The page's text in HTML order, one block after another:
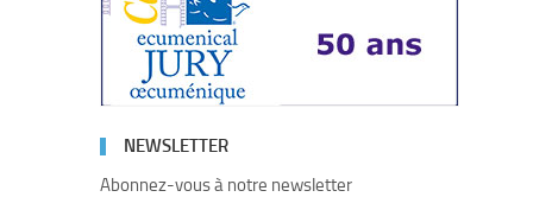
NEWSLETTER
Abonnez-vous à notre newsletter